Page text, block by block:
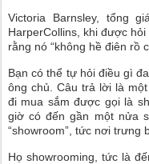
Victoria Barnsley, tổng
HarperCollins, khi được
rằng nó “không hề điên rồ
Bạn có thể tự hỏi điều gì
ông chủ. Câu trả lời là
đi mua sắm được gọi là
giờ có đến gần một nửa
“showroom”, tức nơi trưng
Họ showrooming, tức là